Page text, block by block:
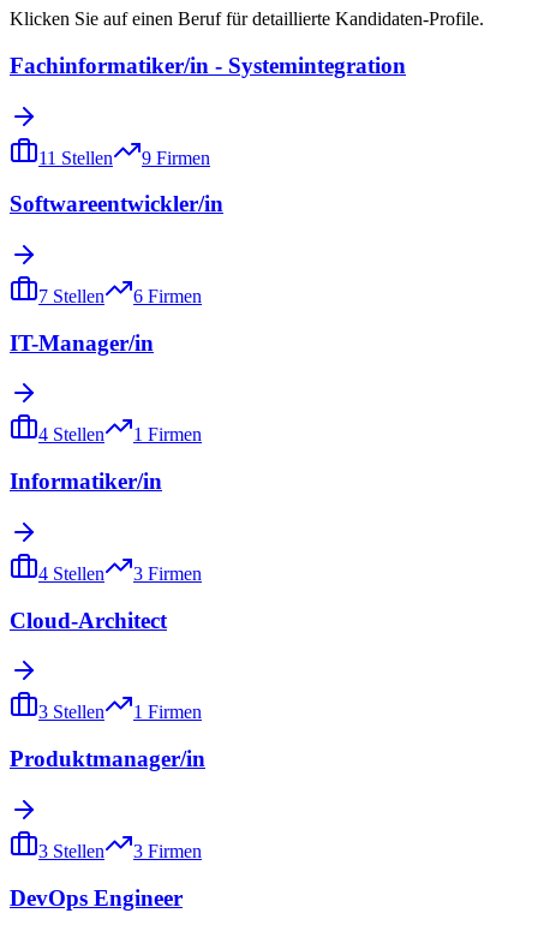
Klicken Sie auf einen Beruf für detaillierte Kandidaten-Profile.
Fachinformatiker/in - Systemintegration
11 Stellen 9 Firmen
Softwareentwickler/in
7 Stellen 6 Firmen
IT-Manager/in
4 Stellen 1 Firmen
Informatiker/in
4 Stellen 3 Firmen
Cloud-Architect
3 Stellen 1 Firmen
Produktmanager/in
3 Stellen 3 Firmen
DevOps Engineer